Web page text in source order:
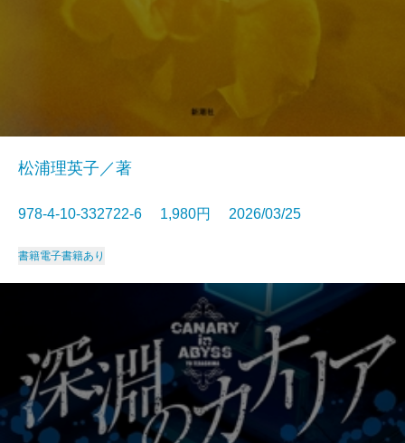
松浦理英子／著
978-4-10-332722-6 1,980円 2026/03/25
書籍電子書籍あり